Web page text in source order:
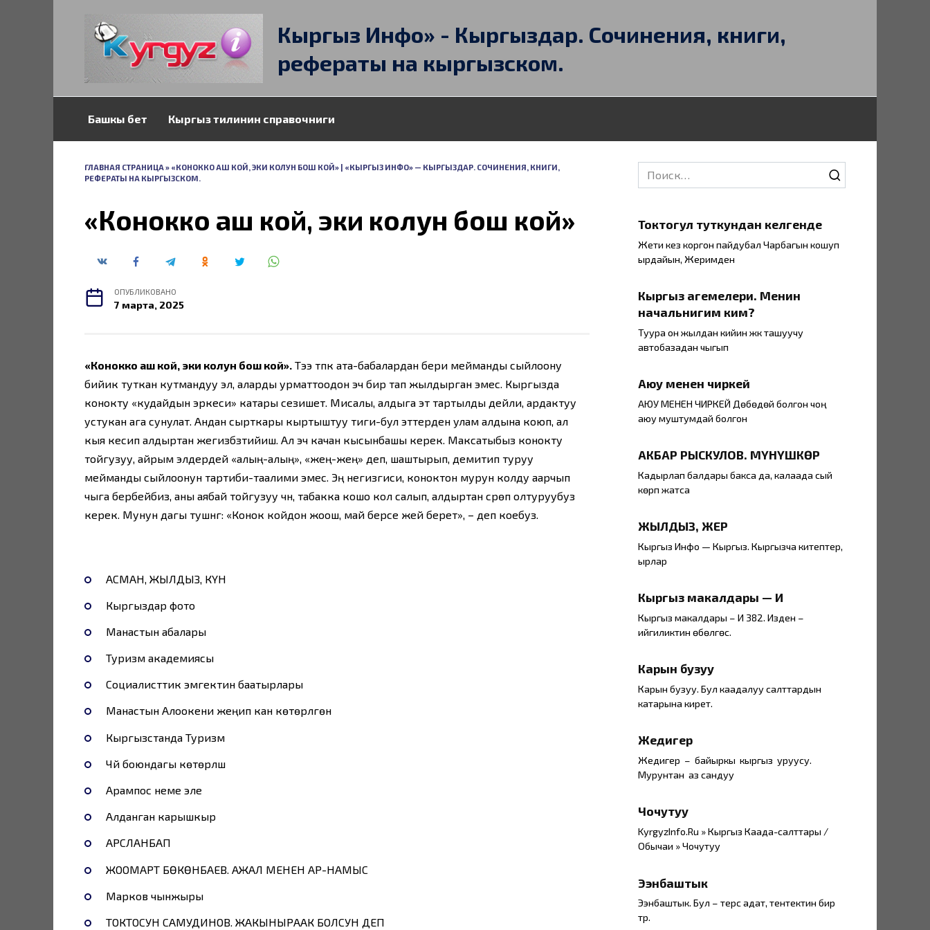
Кыргыз Инфо» - Кыргыздар. Сочинения, книги,
рефераты на кыргызском.
Башкы бет Кыргыз тилинин справочниги
ГЛАВНАЯ СТРАНИЦА» «КОНОККО АШ КОЙ, ЭКИ КОЛУН БОШ КОЙ» | «КЫРГЫЗ ИНФО» — КЫРГЫЗДАР. СОЧИНЕНИЯ, КНИГИ,
РЕФЕРАТЫ НА КЫРГЫЗСКОМ.
«Конокко аш кой, эки колун бош кой»
ОПУБЛИКОВАНО
7 марта, 2025
«Конокко аш кой, эки колун бош кой». Тээ түпкү ата-бабалардан бери мейманды сыйлоону
бийик туткан кутмандуу эл, аларды урматтоодон эч бир тап жылдырган эмес. Кыргызда
конокту «кудайдын эркеси» катары сезишет. Мисалы, алдыга эт тартылды дейли, ардактуу
устукан ага сунулат. Андан сырткары кыртыштуу тиги-бул эттерден улам алдына коюп, ал
кыя кесип алдыртан жегизүүбүзтийиш. Ал эч качан кысынбашы керек. Максатыбыз конокту
тойгузуу, айрым элдердей «алың-алың», «жең-жең» деп, шаштырып, демитип туруу
мейманды сыйлоонун тартиби-таалими эмес. Эң негизгиси, коноктон мурун колду аарчып
чыга бербейбиз, аны аябай тойгузуу үчүн, табакка кошо кол салып, алдыртан сүрөп олтуруубуз
керек. Мунун дагы тушүнүгү: «Конок койдон жоош, май берсе жей берет», – деп коебуз.
АСМАН, ЖЫЛДЫЗ, КҮН
Кыргыздар фото
Манастын абалары
Туризм академиясы
Социалисттик эмгектин баатырлары
Манастын Алоокени жеңип кан көтөрүлгөнү
Кыргызстанда Туризм
Чүй боюндагы көтөрүлүш
Арампос неме эле
Алданган карышкыр
АРСЛАНБАП
ЖООМАРТ БӨКӨНБАЕВ. АЖАЛ МЕНЕН АР-НАМЫС
Марков чынжыры
ТОКТОСУН САМУДИНОВ. ЖАКЫНЫРААК БОЛСУН ДЕП
Search
for:
Токтогул туткундан келгенде
Жети кез коргон пайдубал Чарбагын кошуп
ырдайын, Жеримден
Кыргыз аңгемелери. Менин
начальнигим ким?
Туура он жылдан кийин жүк ташуучу
автобазадан чыгып
Аюу менен чиркей
АЮУ МЕНЕН ЧИРКЕЙ Дөбөдөй болгон чоң
аюу муштумдай болгон
АКБАР РЫСКУЛОВ. МҮНҮШКӨР
Кадырлап балдары бакса да, калаада сый
көрүп жатса
ЖЫЛДЫЗ, ЖЕР
Кыргыз Инфо — Кыргыз. Кыргызча китептер,
ырлар
Кыргыз макалдары — И
Кыргыз макалдары – И 382. Изденүү –
ийгиликтин өбөлгөсү.
Карын бузуу
Карын бузуу. Бул каадалуу салттардын
катарына кирет.
Жедигер
Жедигер – байыркы кыргыз уруусу.
Мурунтан аз сандуу
Чочутуу
KyrgyzInfo.Ru » Кыргыз Каада-салттары /
Обычаи » Чочутуу
Ээнбаштык
Ээнбаштык. Бул – терс адат, тентектин бир
түрү.